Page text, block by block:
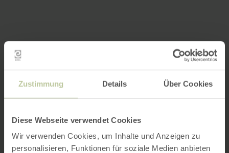
Zustimmung Details Über Cookies
Diese Webseite verwendet Cookies
Wir verwenden Cookies, um Inhalte und Anzeigen zu
personalisieren, Funktionen für soziale Medien anbieten